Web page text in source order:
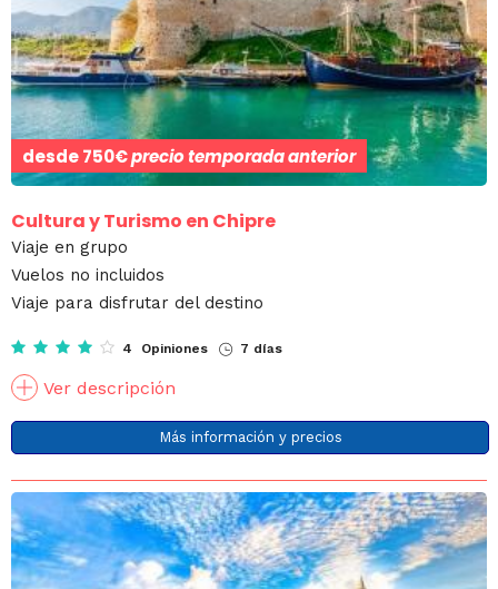
desde750€precio temporada anterior
Cultura y Turismo en Chipre
Viaje en grupo
Vuelos no incluidos
Viaje para disfrutar del destino
4 Opiniones 7 días
Ver descripción
Más información y precios